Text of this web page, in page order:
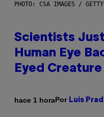
PHOTO: CSA IMAGES /
Scientists
Human Eye
Eyed Creature
hace 1 horaPor Luis